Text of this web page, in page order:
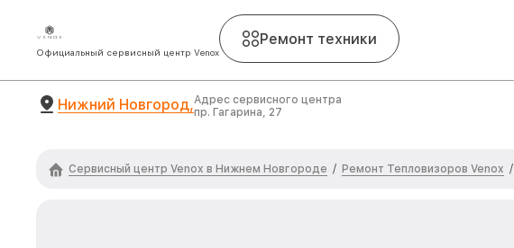
Официальный сервисный центр Venox
Ремонт техники
Нижний Новгород,Адрес сервисного центра
пр. Гагарина, 27
Сервисный центр Venox в Нижнем Новгороде / Ремонт Тепловизоров Venox /